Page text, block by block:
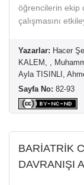
öğrencilerin ekip
çalışmasını
Yazarlar: Hacer
KALEM, ,
Ayla TISINLI,
Sayfa No: 82-93
BARİATRİK
DAVRANIŞI